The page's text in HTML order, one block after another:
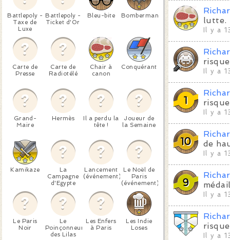
Battlepoly -
Taxe de
Luxe
Battlepoly -
Ticket d'Or
Bleu-bite Bomberman
Carte de
Presse
Carte de
Radiotélé
Chair à
canon
Conquérant
Grand-
Maire
Hermès
Il a perdu la
tête !
Joueur de
la Semaine
Kamikaze
La
Campagne
d'Egypte
Lancement
(événement)
Le Noël de
Paris
(événement)
Le Paris
Noir
Le
Poinçonneur
des Lilas
Les Enfers
à Paris
Les Indie
Loses
lutte.
Il y a
Il y a
Il y a
de
Il y a
Il y a
Il y a